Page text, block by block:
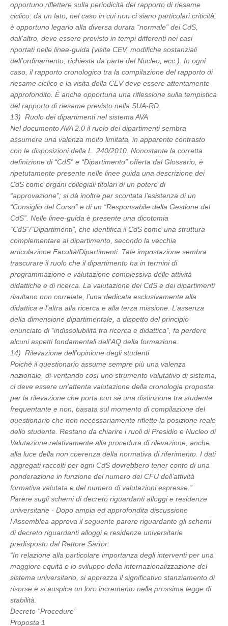
opportuno riflettere sulla periodicità del rapporto di riesame
ciclico: da un lato, nel caso in cui non ci siano particolari criticità,
è opportuno legarlo alla diversa durata “normale” dei CdS,
dall’altro, deve essere previsto in tempi differenti nei casi
riportati nelle linee-guida (visite CEV, modifiche sostanziali
dell’ordinamento, richiesta da parte del Nucleo, ecc.). In ogni
caso, il rapporto cronologico tra la compilazione del rapporto di
riesame ciclico e la visita della CEV deve essere attentamente
approfondito. È anche opportuna una riflessione sulla tempistica
del rapporto di riesame previsto nella SUA-RD.
13) Ruolo dei dipartimenti nel sistema AVA
Nel documento AVA 2.0 il ruolo dei dipartimenti sembra
assumere una valenza molto limitata, in apparente contrasto
con le disposizioni della L. 240/2010. Nonostante la corretta
definizione di “CdS” e “Dipartimento” offerta dal Glossario, è
ripetutamente presente nelle linee guida una descrizione dei
CdS come organi collegiali titolari di un potere di
“approvazione”; si dà inoltre per scontata l’esistenza di un
“Consiglio del Corso” e di un “Responsabile della Gestione del
CdS”. Nelle linee-guida è presente una dicotomia
“CdS”/“Dipartimenti”, che identifica il CdS come una struttura
complementare al dipartimento, secondo la vecchia
articolazione Facoltà/Dipartimenti. Tale impostazione sembra
trascurare il ruolo che il dipartimento ha in termini di
programmazione e valutazione complessiva delle attività
didattiche e di ricerca. La valutazione dei CdS e dei dipartimenti
risultano non correlate, l’una dedicata esclusivamente alla
didattica e l’altra alla ricerca e alla terza missione. L’assenza
della dimensione dipartimentale, a dispetto del principio
enunciato di “indissolubilità tra ricerca e didattica”, fa perdere
alcuni aspetti fondamentali dell’AQ della formazione.
14) Rilevazione dell’opinione degli studenti
Poiché il questionario assume sempre più una valenza
nazionale, di-ventando così uno strumento valutativo di sistema,
ci deve essere un’attenta valutazione della cronologia proposta
per la rilevazione che porta con sé una distinzione tra studente
frequentante e non, basata sul momento di compilazione del
questionario che non necessariamente riflette la posizione reale
dello studente. Restano da chiarire i ruoli di Presidio e Nucleo di
Valutazione relativamente alla procedura di rilevazione, anche
alla luce della non coerenza della normativa di riferimento. I dati
aggregati raccolti per ogni CdS dovrebbero tener conto di una
ponderazione in funzione del numero dei CFU dell’attività
formativa valutata e del numero di valutazioni espresse.”
Parere sugli schemi di decreto riguardanti alloggi e residenze
universitarie - Dopo ampia ed approfondita discussione
l’Assemblea approva il seguente parere riguardante gli schemi
di decreto riguardanti alloggi e residenze universitarie
predisposto dal Rettore Sartor:
“In relazione alla particolare importanza degli interventi per una
maggiore equità e lo sviluppo della internazionalizzazione del
sistema universitario, si apprezza il significativo stanziamento di
risorse e si auspica un loro incremento nella prossima legge di
stabilità.
Decreto “Procedure”
Proposta 1